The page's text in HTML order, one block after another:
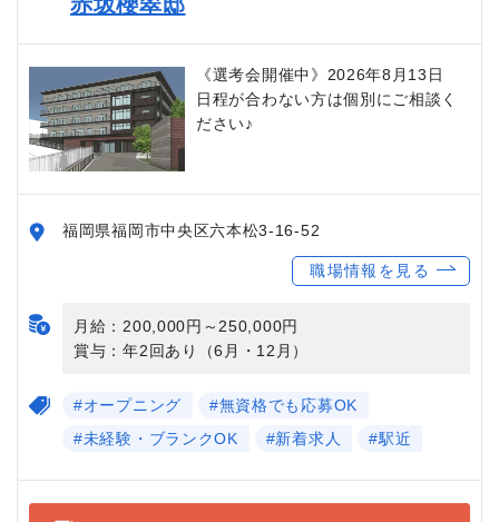
《選考会開催中》2026年8月13日
日程が合わない方は個別にご相談く
ださい♪
福岡県福岡市中央区六本松3-16-52
職場情報を見る
月給：200,000円～250,000円
賞与：年2回あり（6月・12月）
#オープニング
#無資格でも応募OK
#未経験・ブランクOK
#新着求人 #駅近